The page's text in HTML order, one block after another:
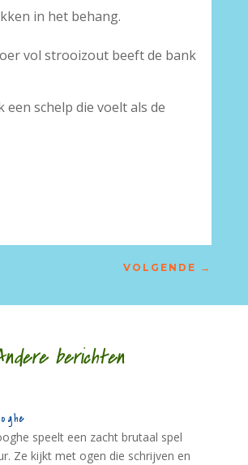
in het behang.
vol strooizout beeft de bank
een schelp die voelt als de
VOLGENDE →
berichten
speelt een zacht brutaal spel
Ze kijkt met ogen die schrijven en